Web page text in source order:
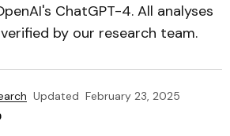
ChatGPT-4. All analyses
by our research team.
Updated February 23, 2025